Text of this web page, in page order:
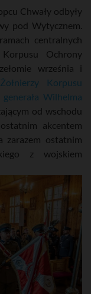
Chwały odbyły
pod Wytycznem.
centralnych
Ochrony
września i
Korpusu
Wilhelma
od wschodu
akcentem
zarazem ostatnim
z wojskiem